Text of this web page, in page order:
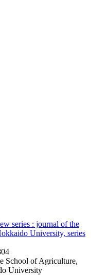
series : journal of the
University, series
School of Agriculture,
University